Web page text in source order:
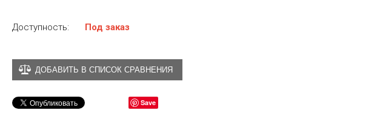
Доступность: Под заказ
ДОБАВИТЬ В СПИСОК СРАВНЕНИЯ
Save